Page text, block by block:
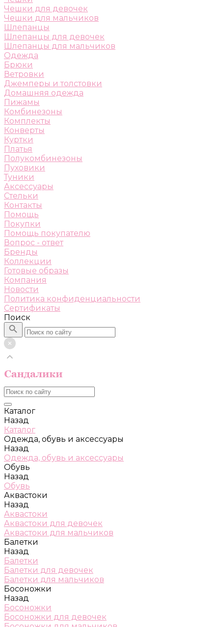
Чешки для девочек
Чешки для мальчиков
Шлепанцы
Шлепанцы для девочек
Шлепанцы для мальчиков
Одежда
Брюки
Ветровки
Джемперы и толстовки
Домашняя одежда
Пижамы
Комбинезоны
Комплекты
Конверты
Куртки
Платья
Полукомбинезоны
Пуховики
Туники
Аксессуары
Стельки
Контакты
Помощь
Покупки
Помощь покупателю
Вопрос - ответ
Бренды
Коллекции
Готовые образы
Компания
Новости
Политика конфиденциальности
Сертификаты
Поиск
Каталог
Назад
Каталог
Одежда, обувь и аксессуары
Назад
Одежда, обувь и аксессуары
Обувь
Назад
Обувь
Аквастоки
Назад
Аквастоки
Аквастоки для девочек
Аквастоки для мальчиков
Балетки
Назад
Балетки
Балетки для девочек
Балетки для мальчиков
Босоножки
Назад
Босоножки
Босоножки для девочек